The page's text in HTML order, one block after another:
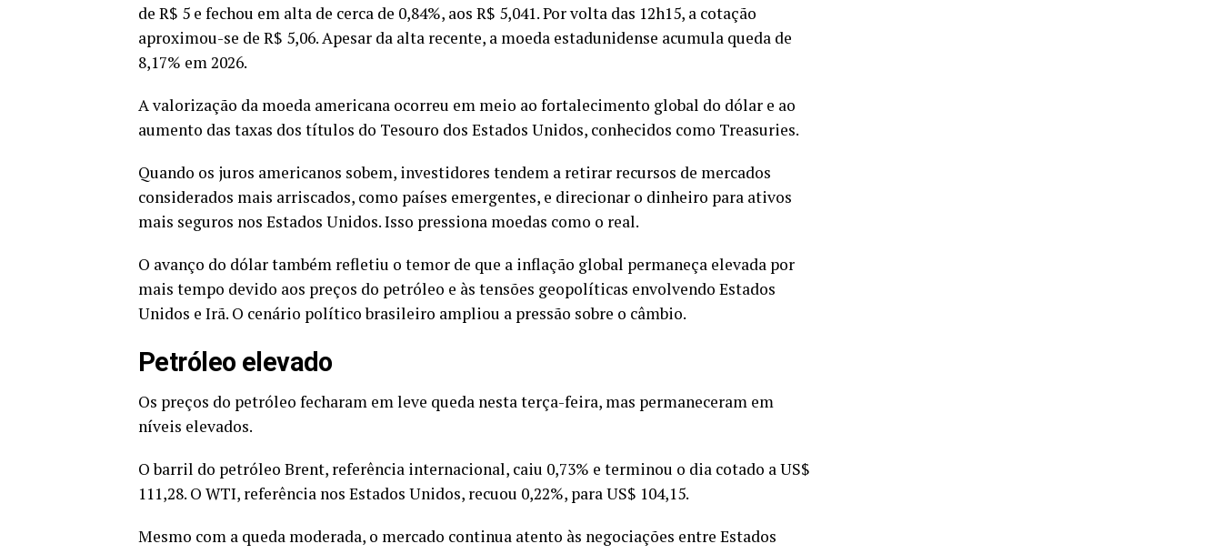
de R$ 5 e fechou em alta de cerca de 0,84%, aos R$ 5,041. Por volta das 12h15, a cotação
aproximou-se de R$ 5,06. Apesar da alta recente, a moeda estadunidense acumula queda de
8,17% em 2026.
A valorização da moeda americana ocorreu em meio ao fortalecimento global do dólar e ao
aumento das taxas dos títulos do Tesouro dos Estados Unidos, conhecidos como Treasuries.
Quando os juros americanos sobem, investidores tendem a retirar recursos de mercados
considerados mais arriscados, como países emergentes, e direcionar o dinheiro para ativos
mais seguros nos Estados Unidos. Isso pressiona moedas como o real.
O avanço do dólar também refletiu o temor de que a inflação global permaneça elevada por
mais tempo devido aos preços do petróleo e às tensões geopolíticas envolvendo Estados
Unidos e Irã. O cenário político brasileiro ampliou a pressão sobre o câmbio.
Petróleo elevado
Os preços do petróleo fecharam em leve queda nesta terça-feira, mas permaneceram em
níveis elevados.
O barril do petróleo Brent, referência internacional, caiu 0,73% e terminou o dia cotado a US$
111,28. O WTI, referência nos Estados Unidos, recuou 0,22%, para US$ 104,15.
Mesmo com a queda moderada, o mercado continua atento às negociações entre Estados